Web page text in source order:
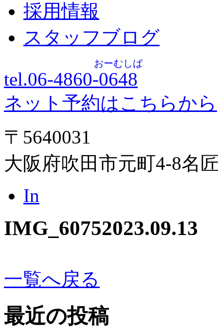
採用情報
スタッフブログ
tel.06-4860-0648
おーむしば
ネット予約はこちらから
〒5640031
大阪府吹田市元町4-8名
In
IMG_60752023.09.13
一覧へ戻る
最近の投稿